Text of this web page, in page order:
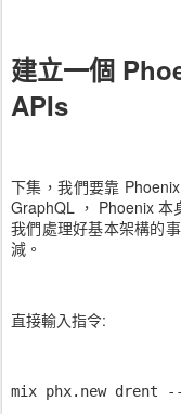
建立一個
APIs
下集，我們要靠
GraphQL ， Phoenix 本
我們處理好基本架構的
減。
直接輸入指令:
mix phx.new drent